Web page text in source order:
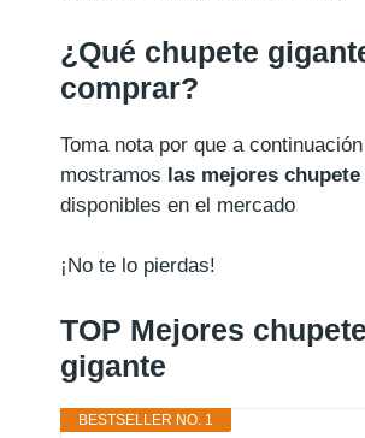
¿Qué chupete
comprar?
Toma nota por que a
mostramos las mejores
disponibles en el mercado
¡No te lo pierdas!
TOP Mejores chupete
gigante
BESTSELLER NO. 1